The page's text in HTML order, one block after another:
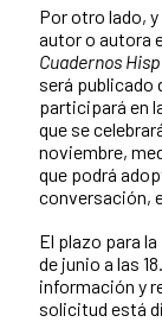
Por otro lado,
autor o autora
Cuadernos
será publicado
participará en
que se
noviembre,
que podrá
conversación,
El plazo para
de junio a las
información y
solicitud está